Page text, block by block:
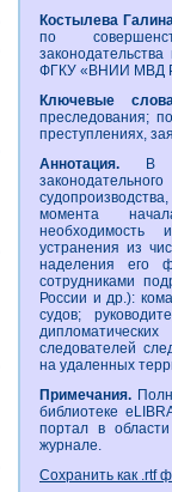
Костылева
по
ФГКУ «ВНИИ МВД
Ключевые
преследования;
преступлениях,
Аннотация. В
момента
необходимость
устранения из
наделения его
сотрудниками
России и др.):
судов;
следователей
на удаленных
Примечания.
библиотеке
портал в
журнале.
Сохранить как .rtf